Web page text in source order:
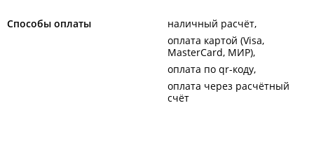
Способы оплаты
наличный расчёт
оплата картой (Visa,
MasterCard, МИР)
оплата по qr-коду
оплата через расчётный
счёт